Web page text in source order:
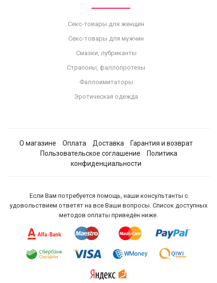
Секс-товары для женщин
Секс-товары для мужчин
Смазки, лубриканты
Страпоны, фаллопротезы
Фаллоимитаторы
Эротическая одежда
О магазине Оплата Доставка
Гарантия и возврат
Пользовательское соглашение
Политика
конфиденциальности
Если Вам потребуется помощь, наши консультанты с
удовольствием ответят на все Ваши вопросы. Список доступных
методов оплаты приведён ниже.